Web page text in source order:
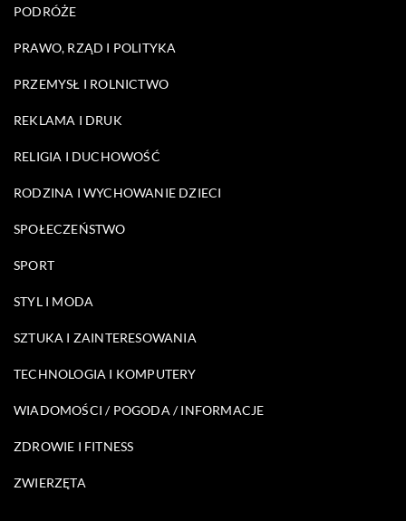
PODRÓŻE
PRAWO, RZĄD I POLITYKA
PRZEMYSŁ I ROLNICTWO
REKLAMA I DRUK
RELIGIA I DUCHOWOŚĆ
RODZINA I WYCHOWANIE DZIECI
SPOŁECZEŃSTWO
SPORT
STYL I MODA
SZTUKA I ZAINTERESOWANIA
TECHNOLOGIA I KOMPUTERY
WIADOMOŚCI / POGODA / INFORMACJE
ZDROWIE I FITNESS
ZWIERZĘTA